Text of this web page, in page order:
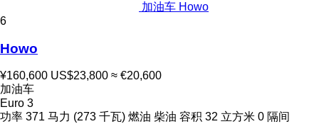
加油车 Howo
6
Howo
¥160,600 US$23,800 ≈ €20,600
加油车
Euro 3
功率 371 马力 (273 千瓦) 燃油 柴油 容积 32 立方米 0 隔间